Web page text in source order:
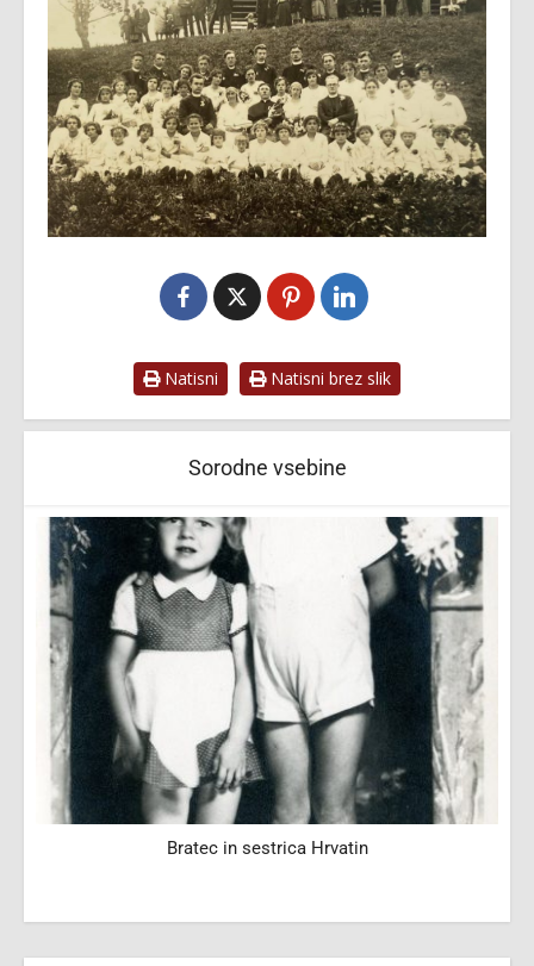
Natisni Natisni brez slik
Sorodne vsebine
Bratec in sestrica Hrvatin